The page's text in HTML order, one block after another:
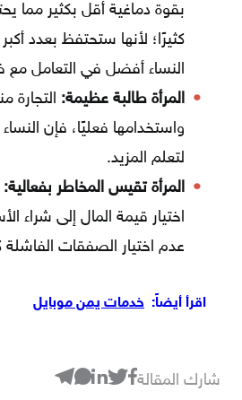
بقوة دماغية أقل بكثير مما
كثيرًا؛ لأنها ستحتفظ بعدد
النساء أفضل في التعامل مع
المرأة طالبة عظيمة: التجارة
واستخدامها فعليًا، فإن
لتعلم المزيد.
المرأة تقيس المخاطر بفعالية:
اختيار قيمة المال إلى شراء
عدم اختيار الصفقات الفاشلة
اقرأ أيضاً: خدمات يمن موبايل
شارك المقالة